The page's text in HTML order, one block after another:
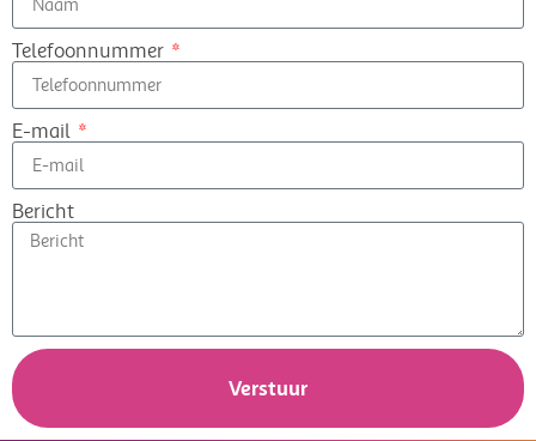
Telefoonnummer
E-mail
Bericht
Verstuur